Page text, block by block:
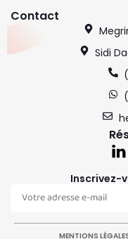
Contact
Sidi
Inscrivez-
MENTIONS